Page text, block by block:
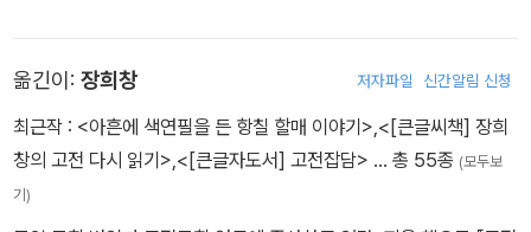
시기 〈무쇠 손 괴츠 폰 베를리힝겐〉(1773)을 발표한다. 이후 3년은
괴테 일생에서 가장 풍성한 결실의 기간이다. 《젊은 베르터의 슬픔(D
년 괴테는 추밀원 고문관에 임명되는 것을 시작으로 10년간 여러 분
야의 행정 업무를 담당한다. 1782년에 재무상이 되는 한편 신성로마
제국 황제 요제프 2세로부터 귀족 작위도 받는다. 이 시기 바이마르
옮긴이: 장희창 저자파일 신간알림 신청
최근작 : <아흔에 색연필을 든 항칠 할매 이야기>,<[큰글씨책] 장희
창의 고전 다시 읽기>,<[큰글자도서] 고전잡담> … 총 55종 (모두보
기)